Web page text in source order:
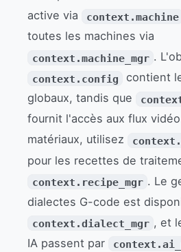
active via
context.machine
toutes les machines via
context.machine_mgr .
context.config
contient
globaux, tandis que
fournit l'accès aux flux
matériaux, utilisez
pour les recettes de
context.recipe_mgr . Le
dialectes G-code est
context.dialect_mgr , et
IA passent par